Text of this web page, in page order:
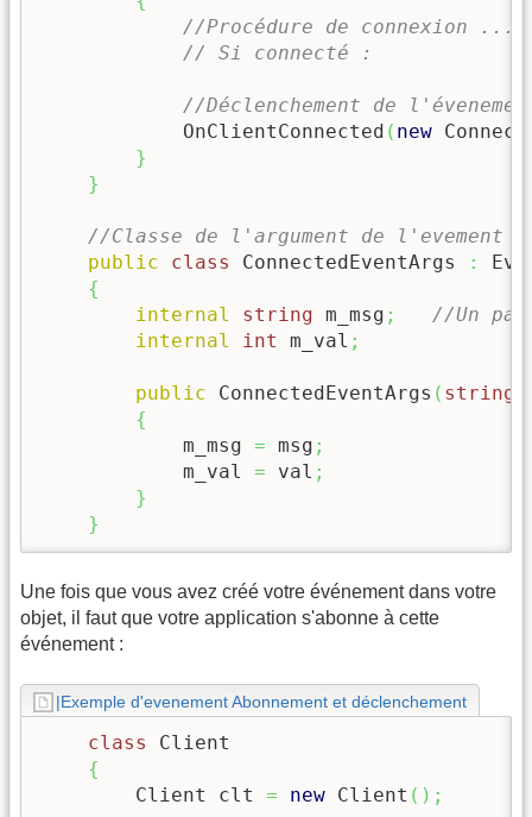
//Procédure de connexion ....
// Si connecté :
//Déclenchement de
            OnClientConnected
( new
}
}
//Classe de l'argument de l'evement
public
class ConnectedEventArgs :
{
internal
string m_msg ;
//Un
internal
int m_val ;
public ConnectedEventArgs ( string
{
            m_msg
= msg ;
            m_val
= val ;
}
}
Une fois que vous avez créé votre événement dans votre
objet, il faut que votre application s'abonne à cette
événement :
|Exemple d'evenement Abonnement et déclenchement
class
Client
{
        Client clt
= new Client ( ) ;